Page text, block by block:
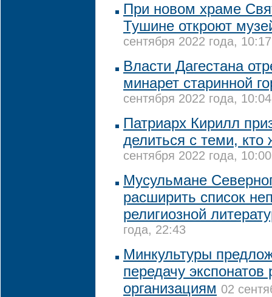
При новом храме
Тушине откроют
сентября 2022 года, 10:17
Власти Дагестана
минарет старинной
сентября 2022 года, 10:04
Патриарх Кирилл
делиться с теми, кто
сентября 2022 года, 10:00
Мусульмане
расширить список
религиозной
года, 22:43
Минкультуры
передачу
организациям 02